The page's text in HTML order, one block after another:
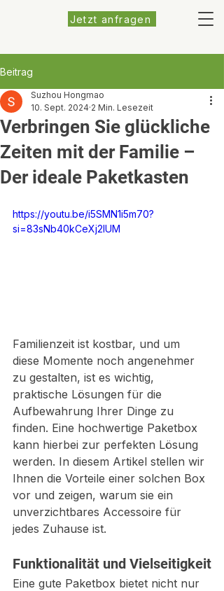
Jetzt anfragen
Beitrag
Verbringen Sie glückliche
Zeiten mit der Familie –
Der ideale Paketkasten
Suzhou Hongmao
10. Sept. 2024 2 Min. Lesezeit
https://youtu.be/i5SMN1i5m70?
si=83sNb40kCeXj2IUM
Familienzeit ist kostbar, und um
diese Momente noch angenehmer
zu gestalten, ist es wichtig,
praktische Lösungen für die
Aufbewahrung Ihrer Dinge zu
finden. Eine hochwertige Paketbox
kann hierbei zur perfekten Lösung
werden. In diesem Artikel stellen wir
Ihnen die Vorteile einer solchen Box
vor und zeigen, warum sie ein
unverzichtbares Accessoire für
jedes Zuhause ist.
Funktionalität und Vielseitigkeit
Eine gute Paketbox bietet nicht nur